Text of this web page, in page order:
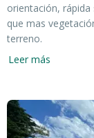
orientación, rápida
que mas
terreno.
Se puede
memorias
expensas,
emprendimientos
Leer más